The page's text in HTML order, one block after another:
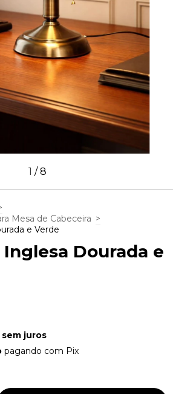
1 /8
Mesa de Cabeceira >
e Verde
Dourada e
sem juros
pagando com Pix